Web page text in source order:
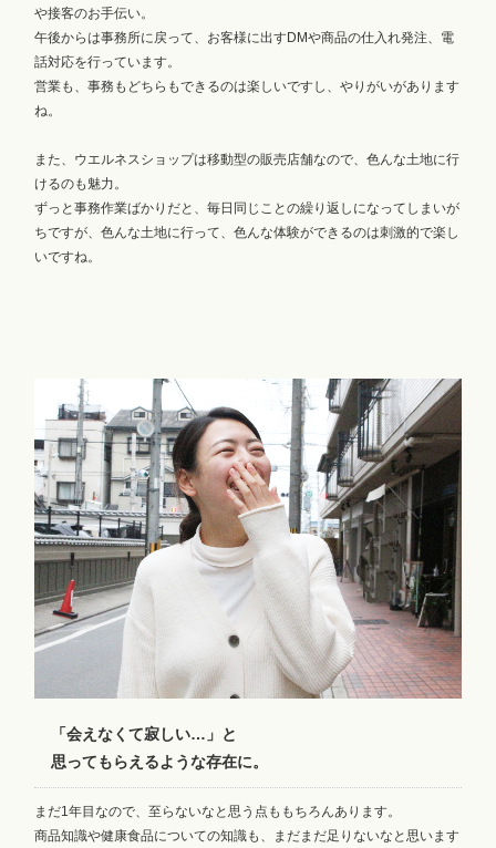
や接客のお手伝い。
午後からは事務所に戻って、お客様に出すDMや商品の仕入れ発注、電
話対応を行っています。
営業も、事務もどちらもできるのは楽しいですし、やりがいがあります
ね。
また、ウエルネスショップは移動型の販売店舗なので、色んな土地に行
けるのも魅力。
ずっと事務作業ばかりだと、毎日同じことの繰り返しになってしまいが
ちですが、色んな土地に行って、色んな体験ができるのは刺激的で楽し
いですね。
「会えなくて寂しい…」と
思ってもらえるような存在に。
まだ1年目なので、至らないなと思う点ももちろんあります。
商品知識や健康食品についての知識も、まだまだ足りないなと思います